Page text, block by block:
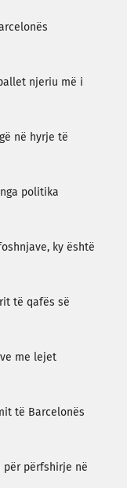
njeriu më i
në hyrje të
politika
ky është
të qafës së
me lejet
të Barcelonës
për përfshirje në